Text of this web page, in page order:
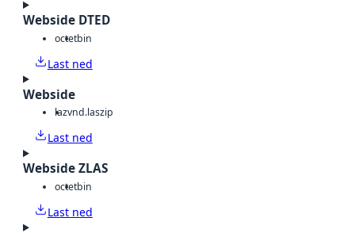
Webside DTED
octetbin
Last ned
Webside
lazvnd.laszip
Last ned
Webside ZLAS
octetbin
Last ned